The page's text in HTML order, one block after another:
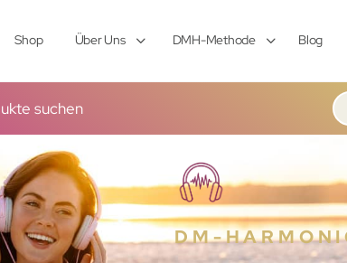
Shop Über Uns DMH-Methode Blog
suchen
DM-